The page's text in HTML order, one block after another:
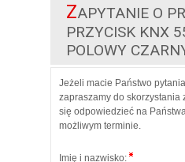
ZAPYTANIE O
PRZYCISK KNX
POLOWY
Jeżeli macie Państwo
zapraszamy do skorzystania
się odpowiedzieć na
możliwym terminie.
Imię i nazwisko: